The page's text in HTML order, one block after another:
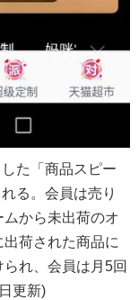
た「商品スピー
る。会員は売り
から未出荷のオ
荷された商品に
れ、会員は月5回
更新)